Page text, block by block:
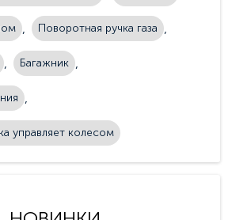
Поворотная ручка газа
Багажник
управляет колесом